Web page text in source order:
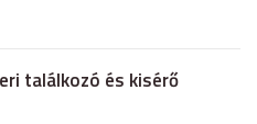
találkozó és kisérő